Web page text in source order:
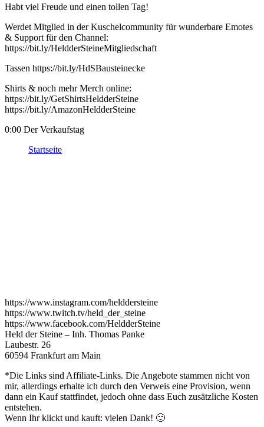
Habt viel Freude und einen tollen Tag!
Werdet Mitglied in der Kuschelcommunity für wunderbare Emotes
& Support für den Channel:
https://bit.ly/HeldderSteineMitgliedschaft
Tassen https://bit.ly/HdSBausteinecke
Shirts & noch mehr Merch online:
https://bit.ly/GetShirtsHeldderSteine
https://bit.ly/AmazonHeldderSteine
0:00 Der Verkaufstag
Startseite
https://www.instagram.com/helddersteine
https://www.twitch.tv/held_der_steine
https://www.facebook.com/HeldderSteine
Held der Steine – Inh. Thomas Panke
Laubestr. 26
60594 Frankfurt am Main
*Die Links sind Affiliate-Links. Die Angebote stammen nicht von
mir, allerdings erhalte ich durch den Verweis eine Provision, wenn
dann ein Kauf stattfindet, jedoch ohne dass Euch zusätzliche Kosten
entstehen.
Wenn Ihr klickt und kauft: vielen Dank! 🙂